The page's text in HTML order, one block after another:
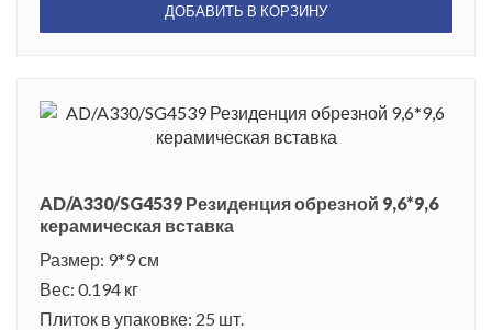
ДОБАВИТЬ В КОРЗИНУ
AD/A330/SG4539 Резиденция обрезной 9,6*9,6
керамическая вставка
Размер: 9*9 см
Вес: 0.194 кг
Плиток в упаковке: 25 шт.